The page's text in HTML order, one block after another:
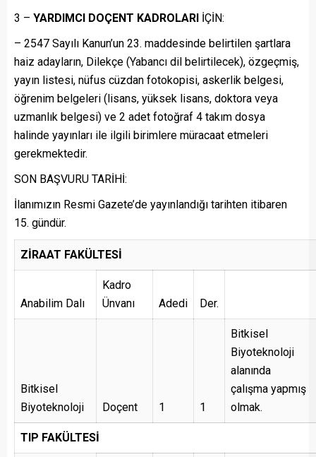
3 – YARDIMCI DOÇENT KADROLARI İÇİN:
– 2547 Sayılı Kanun’un 23. maddesinde belirtilen şartlara
haiz adayların, Dilekçe (Yabancı dil belirtilecek), özgeçmiş,
yayın listesi, nüfus cüzdan fotokopisi, askerlik belgesi,
öğrenim belgeleri (lisans, yüksek lisans, doktora veya
uzmanlık belgesi) ve 2 adet fotoğraf 4 takım dosya
halinde yayınları ile ilgili birimlere müracaat etmeleri
gerekmektedir.
SON BAŞVURU TARİHİ:
İlanımızın Resmi Gazete’de yayınlandığı tarihten itibaren
15. gündür.
ZİRAAT FAKÜLTESİ
Anabilim Dalı
Kadro
Ünvanı
Adedi Der.
Bitkisel
Biyoteknoloji
Doçent 1 1
Bitkisel
Biyoteknoloji
alanında
çalışma yapmış
olmak.
TIP FAKÜLTESİ